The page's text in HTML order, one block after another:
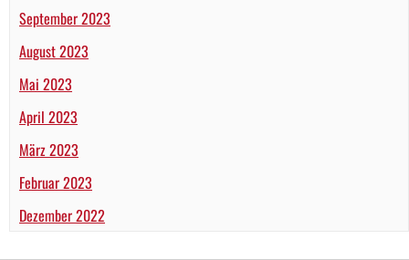
September 2023
August 2023
Mai 2023
April 2023
März 2023
Februar 2023
Dezember 2022